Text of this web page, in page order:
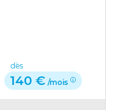
dès
140 € /mois